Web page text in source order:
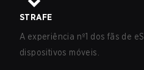
STRAFE
A experiência nº1 dos fãs de
dispositivos móveis.